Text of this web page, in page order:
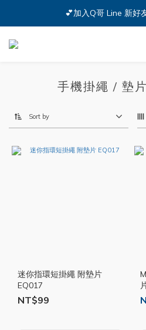
🔥iPhone 17 全系列熱
💕加入Q哥 Line 新好
🔥iPhone 17 全系列熱
手機掛繩 / 墊片
Sort by
迷你指環短掛繩 附墊片
EQ017
NT$99